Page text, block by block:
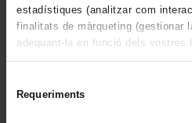
estadístiques (analitzar com
finalitats de màrqueting (gestionar
adequant-la en funció dels vostres
obtenir més informació sobre les
Barcelona.
deRequeriments
Si ets personal jubilat: